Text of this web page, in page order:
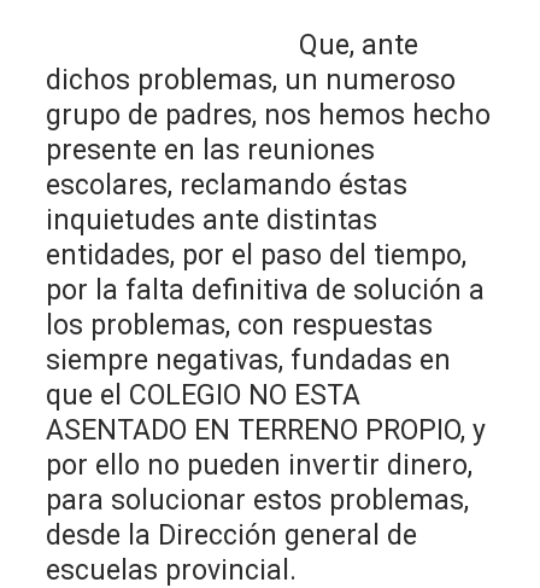
Que, ante
dichos problemas, un numeroso
grupo de padres, nos hemos hecho
presente en las reuniones
escolares, reclamando éstas
inquietudes ante distintas
entidades, por el paso del tiempo,
por la falta definitiva de solución a
los problemas, con respuestas
siempre negativas, fundadas en
que el COLEGIO NO ESTA
ASENTADO EN TERRENO PROPIO, y
por ello no pueden invertir dinero,
para solucionar estos problemas,
desde la Dirección general de
escuelas provincial.